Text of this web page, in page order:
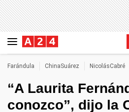
Farándula ChinaSuárez NicolásCabré
“A Laurita
conozco”, dijo la